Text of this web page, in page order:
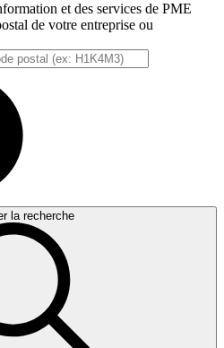
et des services de PME
de votre entreprise ou
la recherche